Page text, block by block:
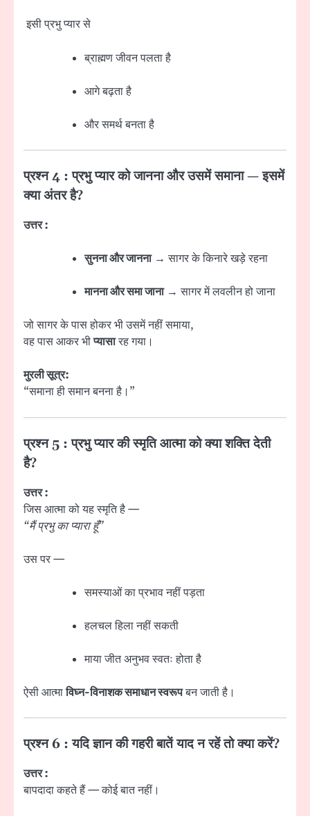
इसी प्रभु प्यार से
ब्राह्मण जीवन पलता है
आगे बढ़ता है
और समर्थ बनता है
प्रश्न 4 : प्रभु प्यार को जानना और उसमें समाना — इसमें
क्या अंतर है?
उत्तर :
सुनना और जानना→ सागर के किनारे खड़े रहना
मानना और समा जाना→ सागर में लवलीन हो जाना
जो सागर के पास होकर भी उसमें नहीं समाया,
वह पास आकर भीप्यासारह गया।
मुरली सूत्र:
“समाना ही समान बनना है।”
प्रश्न 5 : प्रभु प्यार की स्मृति आत्मा को क्या शक्ति देती
है?
उत्तर :
जिस आत्मा को यह स्मृति है —
“मैं प्रभु का प्यारा हूँ”
उस पर —
समस्याओं का प्रभाव नहीं पड़ता
हलचल हिला नहीं सकती
माया जीत अनुभव स्वतः होता है
ऐसी आत्माविघ्न-विनाशक समाधान स्वरूपबन जाती है।
प्रश्न 6 : यदि ज्ञान की गहरी बातें याद न रहें तो क्या करें?
उत्तर :
बापदादा कहते हैं — कोई बात नहीं।